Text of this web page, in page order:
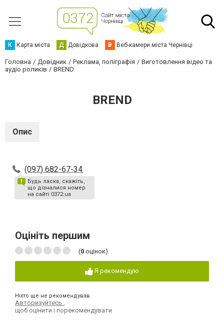
К Карта міста Д Довідкова В Веб-камери міста Чернівці
Головна Довідник Реклама, поліграфія
Виготовлення відео та
аудіо роликів
BREND
BREND
Опис
(097) 682-67-34
Будь ласка, скажіть,
що дізналися номер
на сайті 0372.ua
Оцініть першим
(0 оцінок)
Я рекомендую
Ніхто ще не рекомендував
Авторизуйтесь
щоб оцінити і порекомендувати